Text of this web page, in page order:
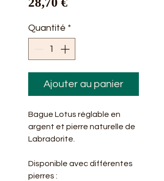
Quantité *
Ajouter au panier
Bague Lotus réglable en
argent et pierre naturelle de
Labradorite.
Disponible avec différentes
pierres :